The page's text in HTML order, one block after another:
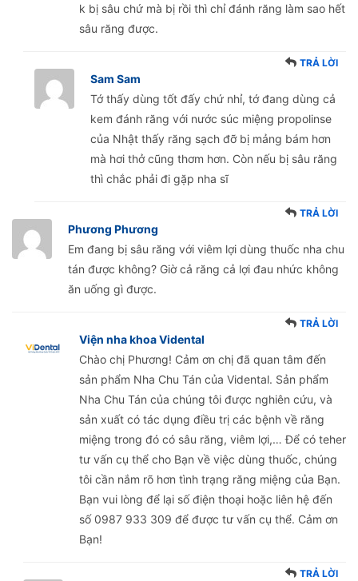
k bị sâu chứ mà bị rồi thì chỉ đánh răng làm sao hết
sâu răng được.
Sam Sam
TRẢ LỜI
Tớ thấy dùng tốt đấy chứ nhỉ, tớ đang dùng cả
kem đánh răng với nước súc miệng propolinse
của Nhật thấy răng sạch đỡ bị mảng bám hơn
mà hơi thở cũng thơm hơn. Còn nếu bị sâu răng
thì chắc phải đi gặp nha sĩ
Phương Phương
TRẢ LỜI
Em đang bị sâu răng với viêm lợi dùng thuốc nha chu
tán được không? Giờ cả răng cả lợi đau nhức không
ăn uống gì được.
Viện nha khoa Vidental
TRẢ LỜI
Chào chị Phương! Cảm ơn chị đã quan tâm đến
sản phẩm Nha Chu Tán của Vidental. Sản phẩm
Nha Chu Tán của chúng tôi được nghiên cứu, và
sản xuất có tác dụng điều trị các bệnh về răng
miệng trong đó có sâu răng, viêm lợi,… Để có teher
tư vấn cụ thể cho Bạn về việc dùng thuốc, chúng
tôi cần nắm rõ hơn tình trạng răng miệng của Bạn.
Bạn vui lòng để lại số điện thoại hoặc liên hệ đến
số 0987 933 309 để được tư vấn cụ thể. Cảm ơn
Bạn!
TRẢ LỜI